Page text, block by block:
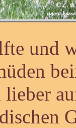
und
lieber